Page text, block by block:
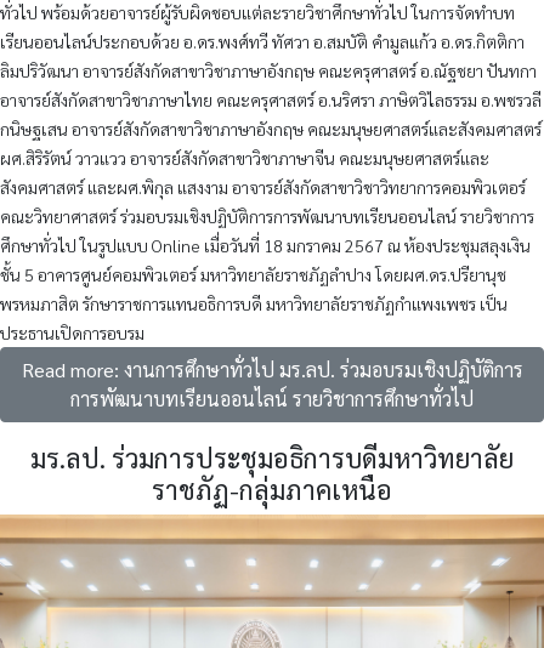
ทั่วไป พร้อมด้วยอาจารย์ผู้รับผิดชอบแต่ละรายวิชาศึกษาทั่วไป ในการจัดทำบท
เรียนออนไลน์ประกอบด้วย อ.ดร.พงศ์ทวี ทัศวา อ.สมบัติ คำมูลแก้ว อ.ดร.กิตติกา
ลิมปริวัฒนา อาจารย์สังกัดสาขาวิชาภาษาอังกฤษ คณะครุศาสตร์ อ.ณัฐชยา ปันทกา
อาจารย์สังกัดสาขาวิชาภาษาไทย คณะครุศาสตร์ อ.นริศรา ภาษิตวิไลธรรม อ.พชรวลี
กนิษฐเสน อาจารย์สังกัดสาขาวิชาภาษาอังกฤษ คณะมนุษยศาสตร์และสังคมศาสตร์
ผศ.สิริรัตน์ วาวแวว อาจารย์สังกัดสาขาวิชาภาษาจีน คณะมนุษยศาสตร์และ
สังคมศาสตร์ และผศ.พิกุล แสงงาม อาจารย์สังกัดสาขาวิชาวิทยาการคอมพิวเตอร์
คณะวิทยาศาสตร์ ร่วมอบรมเชิงปฏิบัติการการพัฒนาบทเรียนออนไลน์ รายวิชาการ
ศึกษาทั่วไป ในรูปแบบ Online เมื่อวันที่ 18 มกราคม 2567 ณ ห้องประชุมสลุงเงิน
ชั้น 5 อาคารศูนย์คอมพิวเตอร์ มหาวิทยาลัยราชภัฏลำปาง โดยผศ.ดร.ปรียานุช
พรหมภาสิต รักษาราชการแทนอธิการบดี มหาวิทยาลัยราชภัฏกำแพงเพชร เป็น
ประธานเปิดการอบรม
Read more: งานการศึกษาทั่วไป มร.ลป. ร่วมอบรมเชิงปฏิบัติการ
การพัฒนาบทเรียนออนไลน์ รายวิชาการศึกษาทั่วไป
มร.ลป. ร่วมการประชุมอธิการบดีมหาวิทยาลัย
ราชภัฏ-กลุ่มภาคเหนือ